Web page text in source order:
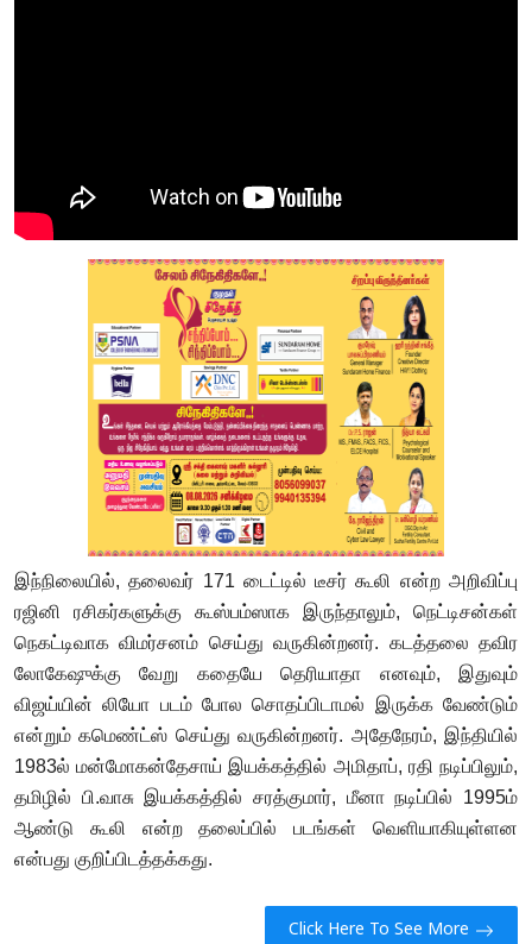
இந்நிலையில், தலைவர் 171 டைட்டில் டீசர் கூலி என்ற அறிவிப்பு
ரஜினி ரசிகர்களுக்கு கூஸ்பம்ஸாக இருந்தாலும், நெட்டிசன்கள்
நெகட்டிவாக விமர்சனம் செய்து வருகின்றனர். கடத்தலை தவிர
லோகேஷுக்கு வேறு கதையே தெரியாதா எனவும், இதுவும்
விஜய்யின் லியோ படம் போல சொதப்பிடாமல் இருக்க வேண்டும்
என்றும் கமெண்ட்ஸ் செய்து வருகின்றனர். அதேநேரம், இந்தியில்
1983ல் மன்மோகன்தேசாய் இயக்கத்தில் அமிதாப், ரதி நடிப்பிலும்,
தமிழில் பி.வாசு இயக்கத்தில் சரத்குமார், மீனா நடிப்பில் 1995ம்
ஆண்டு கூலி என்ற தலைப்பில் படங்கள் வெளியாகியுள்ளன
என்பது குறிப்பிடத்தக்கது.
Click Here To See More